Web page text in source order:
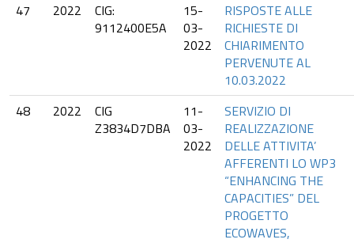
47
2022
CIG:
9112400E5A
15-
03-
2022
RISPOSTE ALLE
RICHIESTE DI
CHIARIMENTO
PERVENUTE AL
10.03.2022
48
2022
CIG
Z3834D7DBA
11-
03-
2022
SERVIZIO DI
REALIZZAZIONE
DELLE ATTIVITA’
AFFERENTI LO WP3
“ENHANCING THE
CAPACITIES” DEL
PROGETTO
ECOWAVES,